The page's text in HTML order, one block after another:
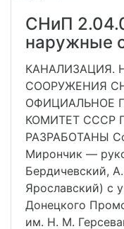
СНиП
наружные
КАНАЛИЗАЦИЯ.
СООРУЖЕНИЯ
ОФИЦИАЛЬНОЕ
КОМИТЕТ СССР
РАЗРАБОТАНЫ
Мирончик —
Бердичевский,
Ярославский) с
Донец­кого
им. Н. М.